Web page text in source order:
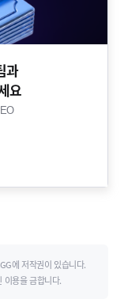
과
요​
에 저작권이 있습니다.
이용을 금합니다.